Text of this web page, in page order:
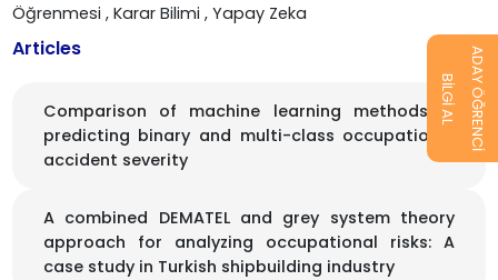
Öğrenmesi , Karar Bilimi , Yapay Zeka
Articles
Comparison of machine learning methods in
predicting binary and multi-class occupational
accident severity
A combined DEMATEL and grey system theory
approach for analyzing occupational risks: A
case study in Turkish shipbuilding industry
BİLGİ AL ADAY ÖĞRENCİ